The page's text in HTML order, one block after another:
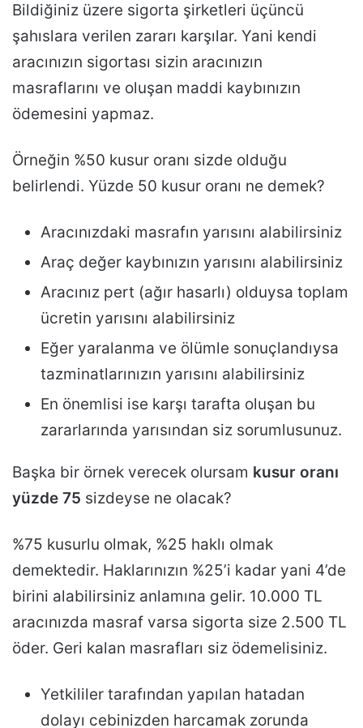
Bildiğiniz üzere sigorta şirketleri üçüncü
şahıslara verilen zararı karşılar. Yani kendi
aracınızın sigortası sizin aracınızın
masraflarını ve oluşan maddi kaybınızın
ödemesini yapmaz.
Örneğin %50 kusur oranı sizde olduğu
belirlendi. Yüzde 50 kusur oranı ne demek?
Aracınızdaki masrafın yarısını alabilirsiniz
Araç değer kaybınızın yarısını alabilirsiniz
Aracınız pert (ağır hasarlı) olduysa toplam
ücretin yarısını alabilirsiniz
Eğer yaralanma ve ölümle sonuçlandıysa
tazminatlarınızın yarısını alabilirsiniz
En önemlisi ise karşı tarafta oluşan bu
zararlarında yarısından siz sorumlusunuz.
Başka bir örnek verecek olursam kusur oranı
yüzde 75 sizdeyse ne olacak?
%75 kusurlu olmak, %25 haklı olmak
demektedir. Haklarınızın %25’i kadar yani 4’de
birini alabilirsiniz anlamına gelir. 10.000 TL
aracınızda masraf varsa sigorta size 2.500 TL
öder. Geri kalan masrafları siz ödemelisiniz.
Yetkililer tarafından yapılan hatadan
dolayı cebinizden harcamak zorunda